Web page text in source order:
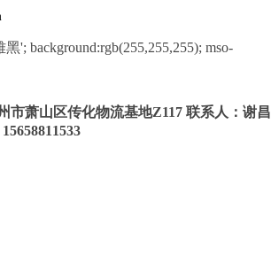
background:rgb(255,255,255); mso-
市萧山区传化物流基地Z117 联系人：谢昌